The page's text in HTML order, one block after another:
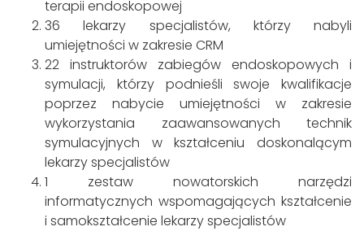
terapii endoskopowej
36 lekarzy specjalistów, którzy nabyli
umiejętności w zakresie CRM
22 instruktorów zabiegów endoskopowych i
symulacji, którzy podnieśli swoje kwalifikacje
poprzez nabycie umiejętności w zakresie
wykorzystania zaawansowanych technik
symulacyjnych w kształceniu doskonalącym
lekarzy specjalistów
1 zestaw nowatorskich narzędzi
informatycznych wspomagających kształcenie
i samokształcenie lekarzy specjalistów